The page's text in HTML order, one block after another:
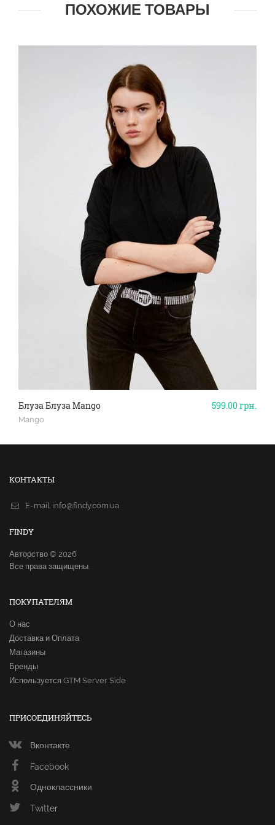
ПОХОЖИЕ ТОВАРЫ
599.00грн.
Блуза Блуза Mango
Mango
КОНТАКТЫ
E-mail. info@findy.com.ua
FINDY
Авторство © 2026
Все права защищены.
ПОКУПАТЕЛЯМ
О нас
Доставка и Оплата
Магазины
Бренды
Используется GTM Server Side
ПРИСОЕДИНЯЙТЕСЬ
Вконтакте
Facebook
Одноклассники
Twitter